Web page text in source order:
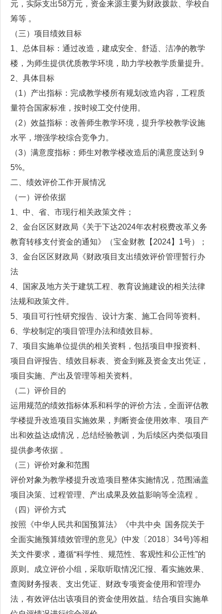
元，实际支出58万元，资金来源主要为财政拨款、学校自
筹等 。
（三）项目绩效目标
1、总体目标：通过改造，建成安全、舒适、洁净的教学
楼，为师生提供优质教学环境，助力学校教学质量提升。
2、具体目标
（1）产出指标：完成教学楼所有规划改造内容，工程质
量符合国家标准，按时竣工交付使用。
（2）效益指标：改善师生教学环境，提升学校教学设施
水平，增强学校综合竞争力。
（3）满意度指标：师生对教学楼改造后的满意度达到 9
5%。
二、绩效评价工作开展情况
（一）评价依据
1、中、省、市现行相关政策文件；
2、金台区区财政局《关于下达2024年农村税费改革义务
教育转移支付资金的通知》（宝金财教【2024】1号）；
3、金台区区财政局《财政项目支出绩效评价管理暂行办
法
4、国家及地方关于建筑工程、教育设施建设的相关法律
法规和政策文件。
5、项目可行性研究报告、设计方案、施工合同等资料。
6、学校制定的项目管理办法和绩效目标。
7、项目实施单位提供的相关资料，包括项目申报资料、
项目自评报告、绩效目标表、资金到账及资金支出凭证，
项目实施、产出及管理等相关资料。
（二）评价目的
运用规范的绩效指标体系和科学的评价方法，全面评估教
学楼提升改造项目实施效果，判断资金使用效率、项目产
出和效益达成情况，总结经验教训，为后续区内类似项目
提供参考依据 。
（三）评价对象和范围
评价对象为教学楼提升改造项目整体实施情况，范围涵盖
项目决策、过程管理、产出成果及效益影响等全流程 。
（四）评价方式
按照《中华人民共和国预算法》《中共中央 国务院关于
全面实施预算绩效管理的意见》(中发〔2018〕34号)等相
关文件要求，遵循“科学性、规范性、客观性和公正性”的
原则。成立评价小组，采取听取情况汇报、看实施效果、
查阅财务报表、支出凭证、财政专项资金使用和管理办
法，有效评估出该项目的资金使用效益。结合项目实施单